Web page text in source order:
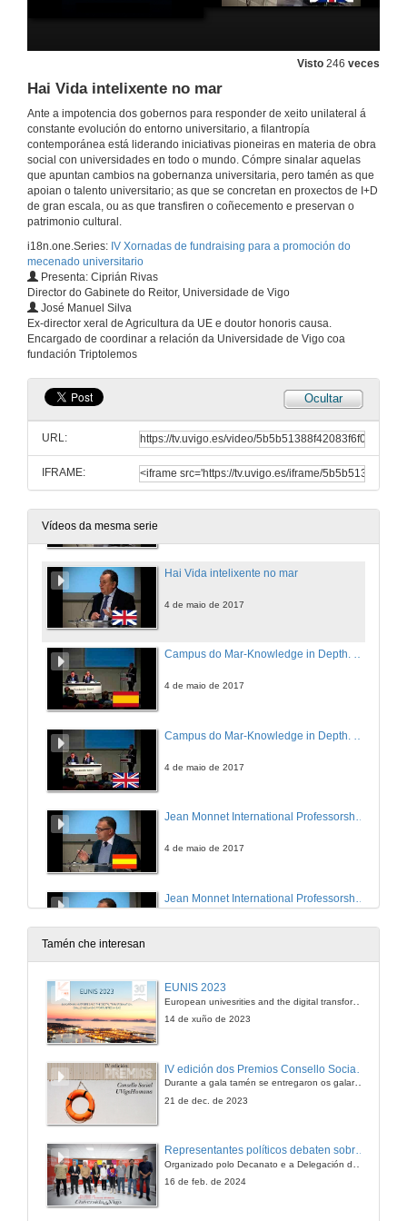
Visto 246 veces
Hai Vida intelixente no mar
Ante a impotencia dos gobernos para responder de xeito unilateral á
constante evolución do entorno universitario, a filantropía
contemporánea está liderando iniciativas pioneiras en materia de obra
social con universidades en todo o mundo. Cómpre sinalar aquelas
que apuntan cambios na gobernanza universitaria, pero tamén as que
apoian o talento universitario; as que se concretan en proxectos de I+D
de gran escala, ou as que transfiren o coñecemento e preservan o
patrimonio cultural.
i18n.one.Series: IV Xornadas de fundraising para a promoción do
mecenado universitario
Presenta: Ciprián Rivas
Director do Gabinete do Reitor, Universidade de Vigo
José Manuel Silva
Ex-director xeral de Agricultura da UE e doutor honoris causa.
Encargado de coordinar a relación da Universidade de Vigo coa
fundación Triptolemos
Ocultar
URL:
IFRAME:
Vídeos da mesma serie
Rede de Cátedras Telefónica en España
Rede de Cátedras Telefónica en España
4 de maio de 2017
A Cátedra Telefónica - Universidade de Vigo. ESPAZOS DE INNOVACIÓN
4 de maio de 2017
Building the Future rhrough the Oceans
Building the Future rhrough the Oceans
4 de maio de 2017
Hai Vida intelixente no mar
Hai Vida intelixente no mar
4 de maio de 2017
Campus do Mar-Knowledge in Depth. Question Time
4 de maio de 2017
4 de maio de 2017
Jean Monnet International Professorships: An oportunity to engage with educative community
4 de maio de 2017
4 de maio de 2017
I International Chair José Saramago
Parte I
Tamén che interesan
EUNIS 2023
European univesrities and the digital transformation: challenges and opportunities ahead
14 de xuño de 2023
Durante a gala tamén se entregaron os galardóns aos mellores TFG e TFM en materia de Axenda 2030
21 de dec. de 2023
Representantes políticos debaten sobre educación e xuventude no campus de Pontevedra
16 de feb. de 2024